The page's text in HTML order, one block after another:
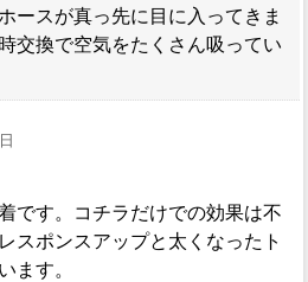
ースが真っ先に目に入ってきま
交換で空気をたくさん吸ってい
です。コチラだけでの効果は不
スポンスアップと太くなったト
ます。